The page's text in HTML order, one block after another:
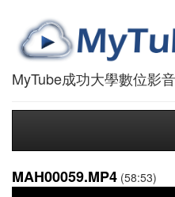
MyTube成功大學數位影
MAH00059.MP4 (58:53)